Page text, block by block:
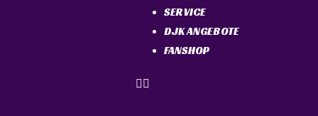
SERVICE
DJK ANGEBOTE
FANSHOP